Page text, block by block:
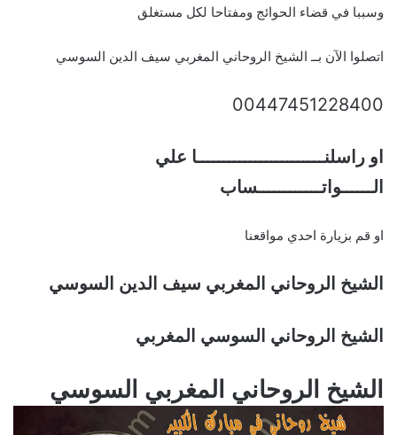
وسببا في قضاء الحوائج ومفتاحا لكل مستغلق
اتصلوا الآن بــ الشيخ الروحاني المغربي سيف الدين السوسي
00447451228400
او راسلنــــــــــــــــــــــــا علي
الــــــواتــــــــــــساب
او قم بزيارة احدي مواقعنا
الشيخ الروحاني المغربي سيف الدين السوسي
الشيخ الروحاني السوسي المغربي
الشيخ الروحاني المغربي السوسي